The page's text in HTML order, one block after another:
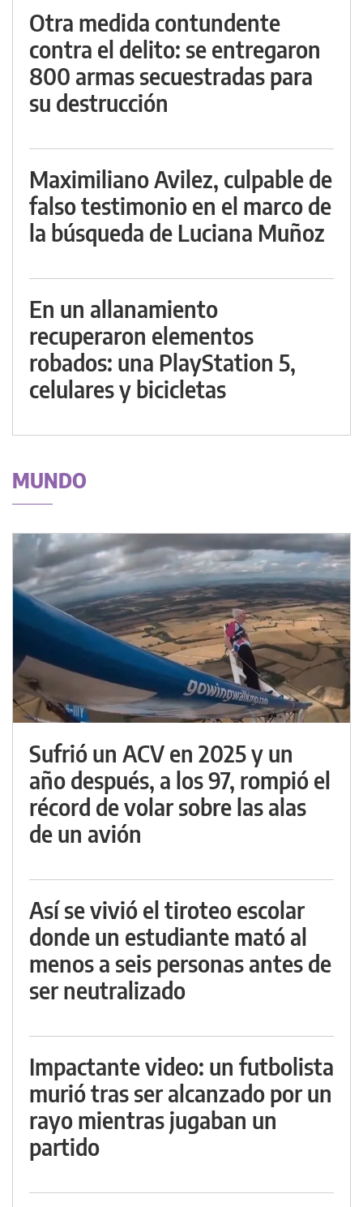
Otra medida contundente
contra el delito: se entregaron
800 armas secuestradas para
su destrucción
Maximiliano Avilez, culpable de
falso testimonio en el marco de
la búsqueda de Luciana Muñoz
En un allanamiento
recuperaron elementos
robados: una PlayStation 5,
celulares y bicicletas
MUNDO
Sufrió un ACV en 2025 y un
año después, a los 97, rompió el
récord de volar sobre las alas
de un avión
Así se vivió el tiroteo escolar
donde un estudiante mató al
menos a seis personas antes de
ser neutralizado
Impactante video: un futbolista
murió tras ser alcanzado por un
rayo mientras jugaban un
partido